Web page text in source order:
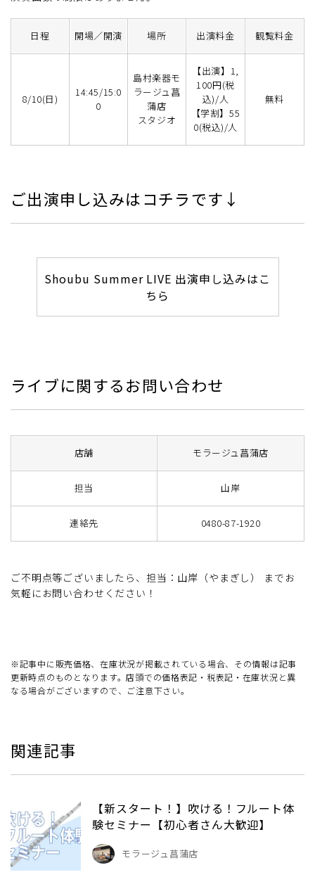
日程 開場／開演 場所 出演料金 観覧料金
8/10(日)
14:45/15:0
0
島村楽器モ
ラージュ菖
蒲店
スタジオ
【出演】1,
100円(税
込)/人
【学割】55
0(税込)/人
無料
ご出演申し込みはコチラです↓
Shoubu Summer LIVE 出演申し込みはこ
ちら
ライブに関するお問い合わせ
店舗 モラージュ菖蒲店
担当 山岸
連絡先 0480-87-1920
ご不明点等ございましたら、担当：山岸（やまぎし） までお
気軽にお問い合わせください！
※記事中に販売価格、在庫状況が掲載されている場合、その情報は記事
更新時点のものとなります。店頭での価格表記・税表記・在庫状況と異
なる場合がございますので、ご注意下さい。
関連記事
【新スタート！】吹ける！フルート体
験セミナー【初心者さん大歓迎】
モラージュ菖蒲店